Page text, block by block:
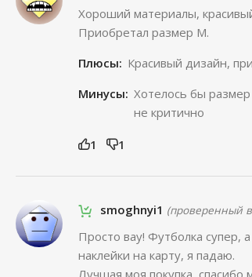
Хороший материалы,
Приобретал размер M.
Плюсы: Красивый дизайн,
Минусы: Хотелось бы
не критично
1 1
smoghnyi1 (проверенный
Просто вау! Футболка супер,
наклейки на карту, я падаю.